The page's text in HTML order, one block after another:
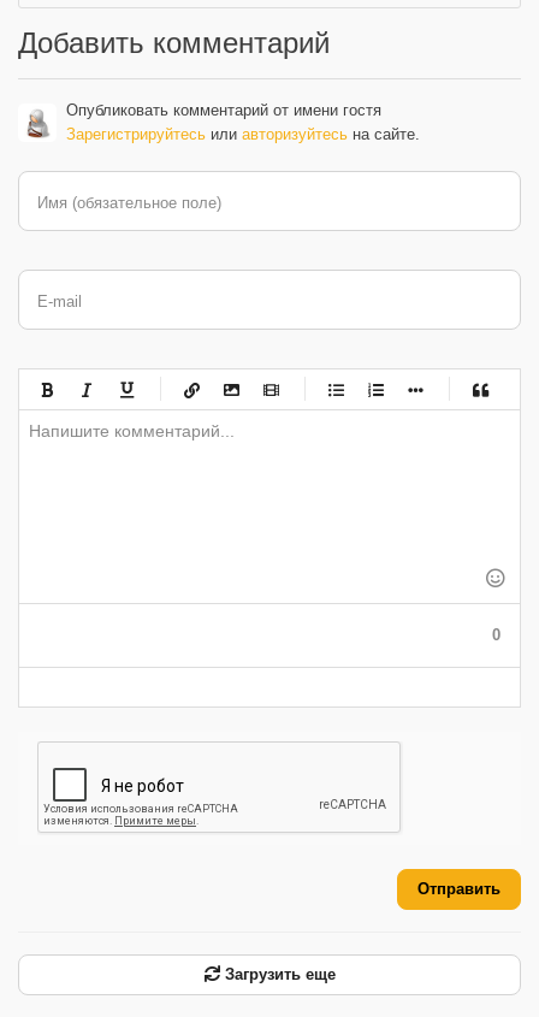
Добавить комментарий
Опубликовать комментарий от имени гостя
Зарегистрируйтесь или авторизуйтесь на сайте.
Имя (обязательное поле)
E-mail
-
-
-
0
Отправить
Загрузить еще